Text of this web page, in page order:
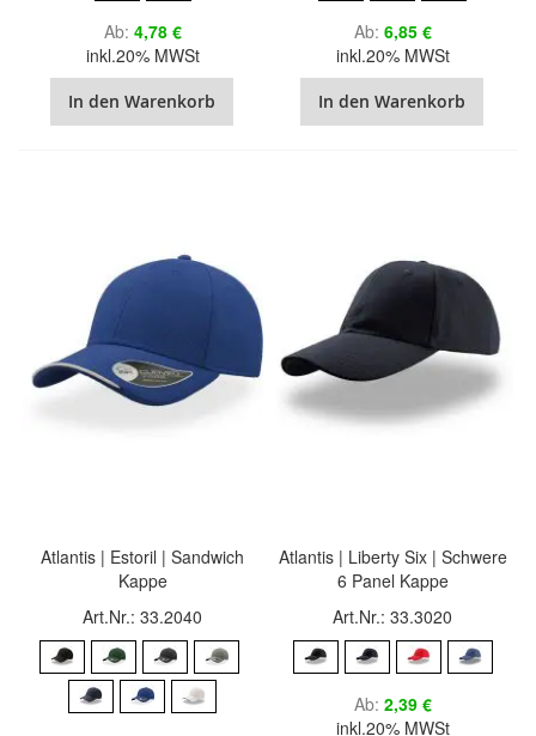
Ab 4,78 €
inkl.20% MWSt
In den Warenkorb
Ab 6,85 €
inkl.20% MWSt
In den Warenkorb
Atlantis | Estoril | Sandwich
Kappe
Art.Nr.: 33.2040
Atlantis | Liberty Six | Schwere
6 Panel Kappe
Art.Nr.: 33.3020
Ab 2,39 €
inkl.20% MWSt